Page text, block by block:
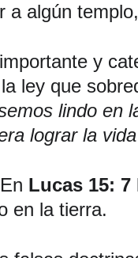
a algún
y
ley que
lindo en
lograr la vida
Lucas 15: 7
en la tierra.